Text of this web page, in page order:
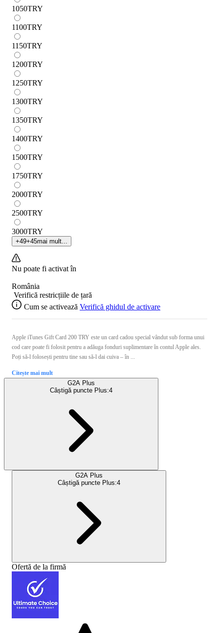
1050TRY
1100TRY
1150TRY
1200TRY
1250TRY
1300TRY
1350TRY
1400TRY
1500TRY
1750TRY
2000TRY
2500TRY
3000TRY
+49+45mai mult...
Nu poate fi activat în
România
Verifică restricțiile de țară
Cum se activează Verifică ghidul de activare
Apple iTunes Gift Card 200 TRY este un card cadou special vândut sub forma unui
cod care poate fi folosit pentru a adăuga fonduri suplimentare în contul Apple ales.
Poți să-l folosești pentru tine sau să-l dai cuiva – în ...
Citește mai mult
G2A Plus
Câștigă puncte Plus:4
G2A Plus
Câștigă puncte Plus:4
Ofertă de la firmă